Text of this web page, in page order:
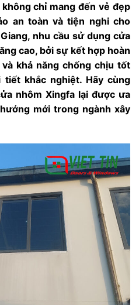
chỉ mang đến vẻ đẹp
an toàn và tiện nghi cho
nhu cầu sử dụng cửa
cao, bởi sự kết hợp hoàn
khả năng chống chịu tốt
khắc nghiệt. Hãy cùng
nhôm Xingfa lại được ưa
mới trong ngành xây